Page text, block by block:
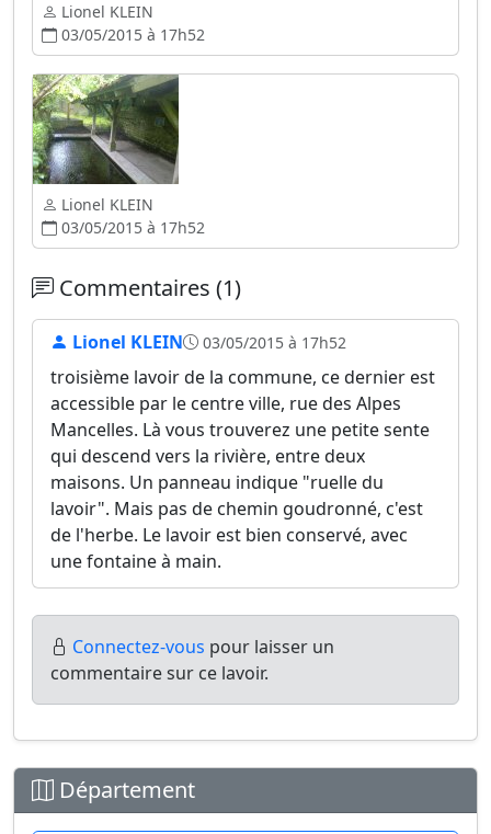
Lionel KLEIN
03/05/2015 à 17h52
Lionel KLEIN
03/05/2015 à 17h52
Commentaires (1)
Lionel KLEIN 03/05/2015 à 17h52
troisième lavoir de la commune, ce dernier est
accessible par le centre ville, rue des Alpes
Mancelles. Là vous trouverez une petite sente
qui descend vers la rivière, entre deux
maisons. Un panneau indique "ruelle du
lavoir". Mais pas de chemin goudronné, c'est
de l'herbe. Le lavoir est bien conservé, avec
une fontaine à main.
Connectez-vous pour laisser un
commentaire sur ce lavoir.
Département